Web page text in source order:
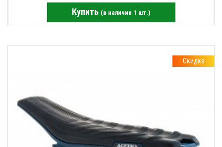
Купить (в наличии 1 шт.)
Скидка